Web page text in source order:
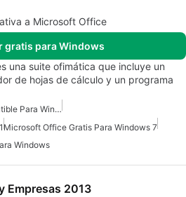
a Microsoft Office
gratis para Windows
una suite ofimática que incluye un
de hojas de cálculo y un programa
Microsoft Office Compatible Para Windows 7
Microsoft Office Gratis Para Windows 7
Windows
Empresas 2013